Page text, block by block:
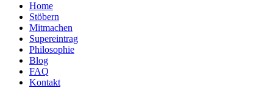
eco·so·lo
Home
Stöbern
Mitmachen
Supereintrag
Philosophie
Blog
FAQ
Kontakt